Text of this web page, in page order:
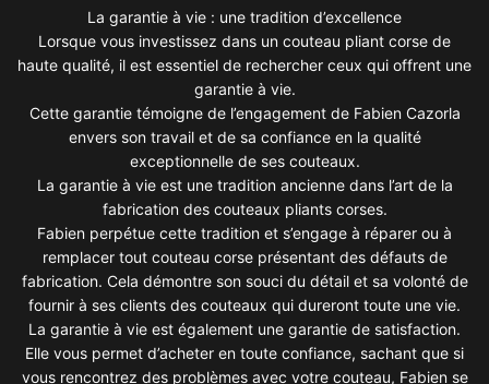
La garantie à vie : une tradition d’excellence
Lorsque vous investissez dans un couteau pliant corse de
haute qualité, il est essentiel de rechercher ceux qui offrent une
garantie à vie.
Cette garantie témoigne de l’engagement de Fabien Cazorla
envers son travail et de sa confiance en la qualité
exceptionnelle de ses couteaux.
La garantie à vie est une tradition ancienne dans l’art de la
fabrication des couteaux pliants corses.
Fabien perpétue cette tradition et s’engage à réparer ou à
remplacer tout couteau corse présentant des défauts de
fabrication. Cela démontre son souci du détail et sa volonté de
fournir à ses clients des couteaux qui dureront toute une vie.
La garantie à vie est également une garantie de satisfaction.
Elle vous permet d’acheter en toute confiance, sachant que si
vous rencontrez des problèmes avec votre couteau, Fabien se